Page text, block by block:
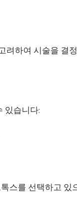
려하여 시술을 결
있습니다:
스를 선택하고 있